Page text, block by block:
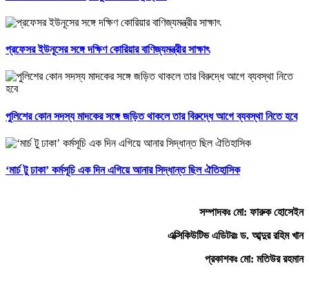
প্রফেসর ইউনূসের সঙ্গে দক্ষিণ কোরিয়ার বাণিজ্যমন্ত্রীর সাক্ষাৎ
পুলিশের কোন সদস্য মাদকের সঙ্গে জড়িত থাকলে তার বিরুদ্ধে আগে ব্যবস্থা নিতে হবে
‘মার্চ টু ঢাকা’ কর্মসূচি এক দিন এগিয়ে আনার সিদ্ধান্ত ছিল ঐতিহাসিক
সম্পাদকঃ মো: ফারুক হোসেইন
এক্সিকিউটিভ এডিটরঃ ড. আব্দুর রহিম খান
প্রকাশকঃ মো: মতিউর রহমান